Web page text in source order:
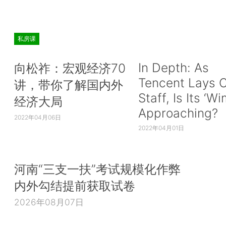
私房课
向松祚：宏观经济70
讲，带你了解国内外
经济大局
2022年04月06日
In Depth: As
Tencent Lays
Staff, Is Its
Approaching?
2022年04月01日
河南“三支一扶”考试规模化作弊
内外勾结提前获取试卷
2026年08月07日